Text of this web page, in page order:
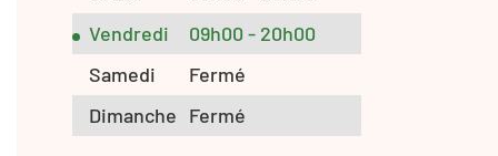
Vendredi
09h00 - 20h00
Samedi
Fermé
Dimanche Fermé